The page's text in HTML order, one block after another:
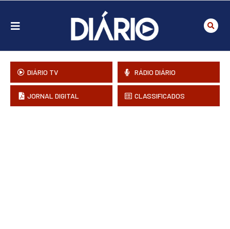
DIÁRIO TV RÁDIO DIÁRIO
JORNAL DIGITAL CLASSIFICADOS